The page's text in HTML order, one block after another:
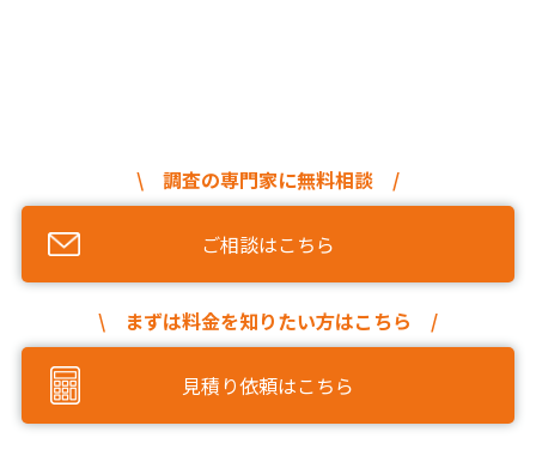
\ 調査の専門家に無料相談 /
ご相談はこちら
\ まずは料金を知りたい方はこちら /
見積り依頼はこちら